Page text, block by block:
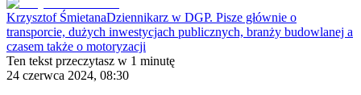
Technologie
Bankowość
Rolnictwo
Gospodarka
Aktualności
PKB
Krzysztof ŚmietanaDziennikarz w DGP. Pisze głównie o
transporcie, dużych inwestycjach publicznych, branży budowlanej a
czasem także o motoryzacji
Ten tekst przeczytasz w 1 minutę
24 czerwca 2024, 08:30